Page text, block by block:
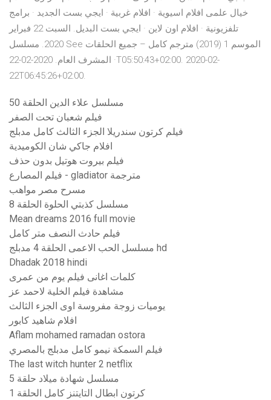
خيال علمى افلام اسيوية · افلام غربية · ايجي بست الجديد · برامج
تلفزيونية · افلام اون لاين · ايجي بست البديل. السبت 22 فبراير
2020. مسلسل See الموسم 1 (2019) مترجم كامل – جميع الحلقات
· المشرف العام. 2020-02-22T05:50:43+02:00. 2020-02-
22T06:45:26+02:00.
مسلسل علاء الدين الحلقة 50
فيلم شعبان تحت الصفر
فيلم كرتون سندريلا الجزء الثالث كامل مدبلج
افلام جاكي شان الكوميدية
فيلم بيروت هوتيل بدون حذف
فيلم المصارع - gladiator مترجمة
مسرح مصر مواهب
مسلسل كذبتي الحلوة الحلقة 8
Mean dreams 2016 full movie
فيلم حادث النصف متر كامل
مسلسل الحب الاعمى الحلقة 4 مدبلج hd
Dhadak 2018 hindi
كلمات اغانى فيلم يوم من عمرى
مشاهدة فيلم الخلية لاحمد عز
يوميات زوجة مفروسة اوى الجزء الثالث
افلام شاهيد كابور
Aflam mohamed ramadan ostora
فيلم السمكة نيمو كامل مدبلج بالمصري
The last witch hunter 2 netflix
مسلسل شهادة ميلاد حلقة 5
كرتون ابطال التايتنز كامل الحلقة 1